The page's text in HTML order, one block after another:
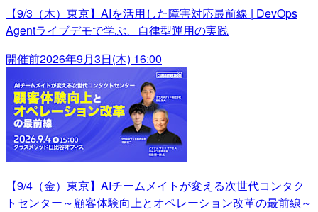
【9/3（木）東京】AIを活用した障害対応最前線 | DevOps
Agentライブデモで学ぶ、自律型運用の実践
開催前2026年9月3日(木) 16:00
【9/4（金）東京】AIチームメイトが変える次世代コンタク
トセンター～顧客体験向上とオペレーション改革の最前線～